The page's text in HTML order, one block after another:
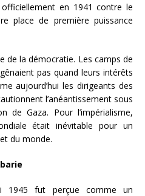
en 1941 contre le
place de première puissance
de la démocratie. Les camps de
pas quand leurs intérêts
aujourd’hui les dirigeants des
l’anéantissement sous
de Gaza. Pour l’impérialisme,
était inévitable pour un
du monde.
fut perçue comme un